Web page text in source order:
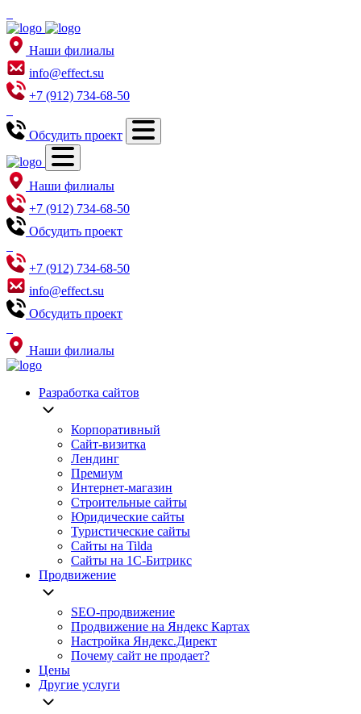
Наши филиалы
info@effect.su
+7 (912) 734-68-50
Обсудить проект
Наши филиалы
+7 (912) 734-68-50
Обсудить проект
+7 (912) 734-68-50
info@effect.su
Обсудить проект
Наши филиалы
Разработка сайтов
Корпоративный
Сайт-визитка
Лендинг
Премиум
Интернет-магазин
Строительные сайты
Юридические сайты
Туристические сайты
Сайты на Tilda
Сайты на 1С-Битрикс
Продвижение
SEO-продвижение
Продвижение на Яндекс Картах
Настройка Яндекс.Директ
Почему сайт не продает?
Цены
Другие услуги